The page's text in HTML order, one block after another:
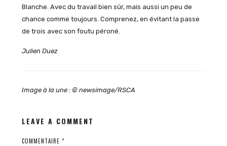
Blanche. Avec du travail bien sûr, mais aussi un peu de
chance comme toujours. Comprenez, en évitant la passe
de trois avec son foutu péroné.
Julien Duez
Image à la une : © newsimage/RSCA
LEAVE A COMMENT
COMMENTAIRE *